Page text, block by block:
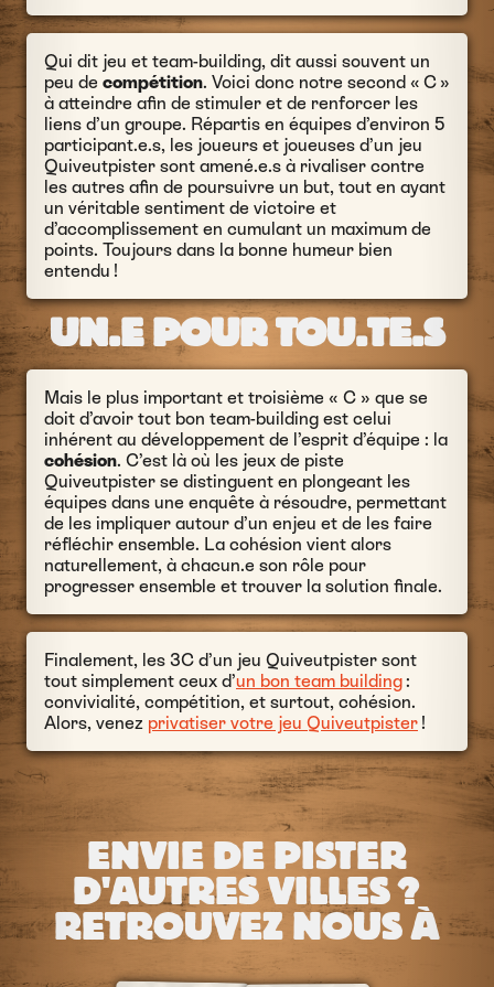
Qui dit jeu et team-building, dit aussi souvent un
peu de compétition. Voici donc notre second « C »
à atteindre afin de stimuler et de renforcer les
liens d’un groupe. Répartis en équipes d’environ 5
participant.e.s, les joueurs et joueuses d’un jeu
Quiveutpister sont amené.e.s à rivaliser contre
les autres afin de poursuivre un but, tout en ayant
un véritable sentiment de victoire et
d’accomplissement en cumulant un maximum de
points. Toujours dans la bonne humeur bien
entendu !
UN.E POUR TOU.TE.S
Mais le plus important et troisième « C » que se
doit d’avoir tout bon team-building est celui
inhérent au développement de l’esprit d’équipe : la
cohésion. C’est là où les jeux de piste
Quiveutpister se distinguent en plongeant les
équipes dans une enquête à résoudre, permettant
de les impliquer autour d’un enjeu et de les faire
réfléchir ensemble. La cohésion vient alors
naturellement, à chacun.e son rôle pour
progresser ensemble et trouver la solution finale.
Finalement, les 3C d’un jeu Quiveutpister sont
tout simplement ceux d’un bon team building:
convivialité, compétition, et surtout, cohésion.
Alors, venez privatiser votre jeu Quiveutpister !
ENVIE DE PISTER
D'AUTRES VILLES ?
RETROUVEZ NOUS À